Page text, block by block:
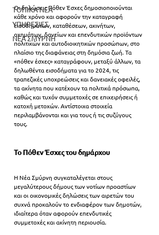
ΤΟΠΙΚΑ ΝΕΑ
ΥΠΗΡΕΣΙΕΣ
ΝΕΑ ΣΜΥΡΝΗ
Οι δηλώσεις Πόθεν Έσχες δημοσιοποιούνται
κάθε χρόνο και αφορούν την καταγραφή
εισοδημάτων, καταθέσεων, ακινήτων,
οχημάτων, δανείων και επενδυτικών προϊόντων
πολιτικών και αυτοδιοικητικών προσώπων, στο
πλαίσιο της διαφάνειας στη δημόσια ζωή. Τα
«πόθεν έσχες» καταγράφουν, μεταξύ άλλων, τα
δηλωθέντα εισοδήματα για το 2024, τις
τραπεζικές υποχρεώσεις και δανειακές οφειλές,
τα ακίνητα που κατέχουν τα πολιτικά πρόσωπα,
καθώς και τυχόν συμμετοχές σε επιχειρήσεις ή
κατοχή μετοχών. Αντίστοιχα στοιχεία
περιλαμβάνονται και για τους ή τις συζύγους
τους.
Το Πόθεν Έσχες του δημάρχου
Η Νέα Σμύρνη συγκαταλέγεται στους
μεγαλύτερους δήμους των νοτίων προαστίων
και οι οικονομικές δηλώσεις των αιρετών του
συχνά προκαλούν το ενδιαφέρον των δημοτών,
ιδιαίτερα όταν αφορούν επενδυτικές
συμμετοχές και ακίνητη περιουσία.